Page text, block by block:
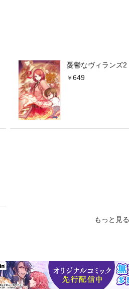
憂鬱なヴィランズ2
649
もっと見る